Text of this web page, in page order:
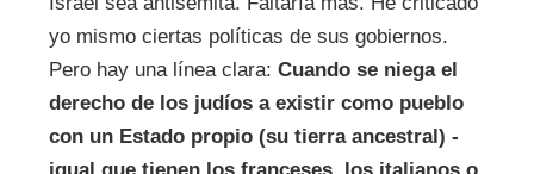
yo mismo ciertas políticas de sus gobiernos.
Pero hay una línea clara: Cuando se niega el
derecho de los judíos a existir como pueblo
con un Estado propio (su tierra ancestral) -